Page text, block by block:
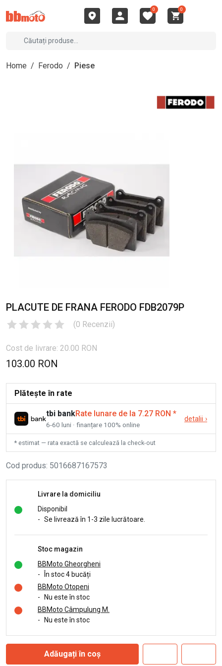
0 0
Home / Ferodo / Piese
PLACUTE DE FRANA FERODO FDB2079P
(0 Recenzii)
Cost de livrare: 20.00 RON
103.00 RON
Plătește în rate
tbi bankRate lunare de la 7.27 RON *
6-60 luni · finanțare 100% online
detalii ›
* estimat — rata exactă se calculează la check-out
Cod produs: 5016687167573
Livrare la domiciliu
Disponibil
- Se livrează în 1-3 zile lucrătoare.
Stoc magazin
BBMoto Gheorgheni
-
În stoc 4 bucăți
BBMoto Otopeni
-
Nu este în stoc
BBMoto Câmpulung M.
-
Nu este în stoc
Adăugați în coș